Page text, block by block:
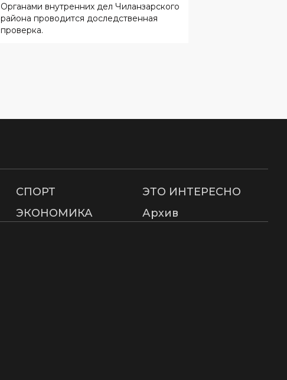
Органами внутренних дел Чиланзарского
района проводится доследственная
проверка.
СПОРТ
ЭТО ИНТЕРЕСНО
ЭКОНОМИКА Архив